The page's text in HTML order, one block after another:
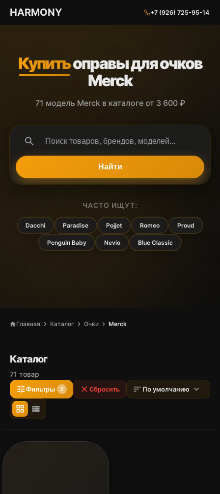
ГАРМОНИЯ ГЛАЗ
HARMONY +7 (926) 725-95-14
Купитьоправы для очков
Merck
71 модель Merck в каталоге от 3 600 ₽
search
Найти
ЧАСТО ИЩУТ:
Dacchi Paradise Pojjet Romeo Proud
Penguin Baby Nevio Blue Classic
homeГлавная chevron_right Каталог chevron_right Очки chevron_right Merck
Каталог
71 товар
tuneФильтры 2 close Сбросить sortПо умолчанию
expand_more
grid_view
view_list